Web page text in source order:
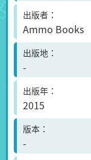
出版者
Ammo Books
出版地
-
出版年
2015
版本
-